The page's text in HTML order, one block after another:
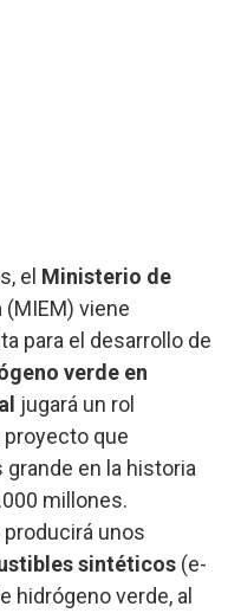
el Ministerio de
(MIEM) viene
para el desarrollo de
verde en
jugará un rol
proyecto que
en la historia
millones.
unos
sintéticos (e-
hidrógeno verde, al